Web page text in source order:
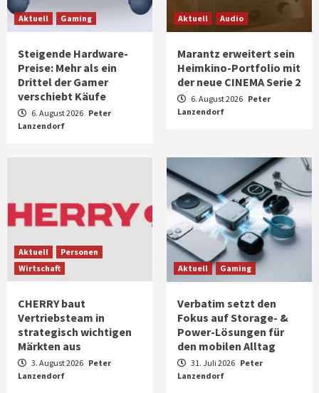
Aktuell Gaming
Steigende Hardware-
Preise: Mehr als ein
Drittel der Gamer
verschiebt Käufe
6. August 2026 Peter
Lanzendorf
Aktuell Audio
Marantz erweitert sein
Heimkino-Portfolio mit
der neue CINEMA Serie 2
6. August 2026 Peter
Lanzendorf
Aktuell
Personen
Wirtschaft
CHERRY baut
Vertriebsteam in
strategisch wichtigen
Märkten aus
3. August 2026 Peter
Lanzendorf
Aktuell Gaming
Verbatim setzt den
Fokus auf Storage- &
Power-Lösungen für
den mobilen Alltag
31. Juli 2026 Peter
Lanzendorf